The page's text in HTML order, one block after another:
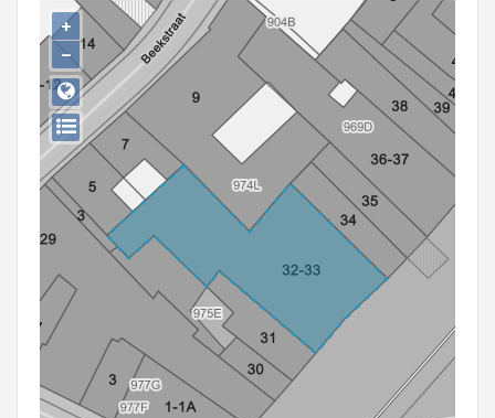
Gebeurtenis
Persoon of collectief
Downloads
Hergebruik
Aanmelden
+
−